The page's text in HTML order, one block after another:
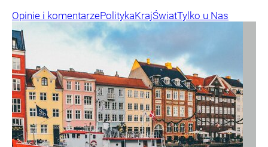
Opinie i komentarzePolitykaKrajŚwiatTylko u Nas